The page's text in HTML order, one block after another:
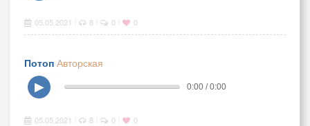
05.05.2021 8 0 0
Потоп Авторская
▶
0:00 / 0:00
05.05.2021 8 0 0